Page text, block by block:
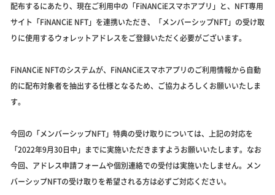
配布するにあたり、現在ご利用中の「FiNANCiEスマホアプリ」と、NFT専用
サイト「FiNANCiE NFT」を連携いただき、「メンバーシップNFT」の受け取
りに使用するウォレットアドレスをご登録いただく必要がございます。
FiNANCiE NFTのシステムが、FiNANCiEスマホアプリのご利用情報から自動
的に配布対象者を抽出する仕様となるため、ご協力よろしくお願いいたしま
す。
今回の「メンバーシップNFT」特典の受け取りについては、上記の対応を
「2022年9月30日中」までに実施いただきますようお願いいたします。なお
今回、アドレス申請フォームや個別連絡での受付は実施いたしません。メン
バーシップNFTの受け取りを希望される方は必ずご対応ください。